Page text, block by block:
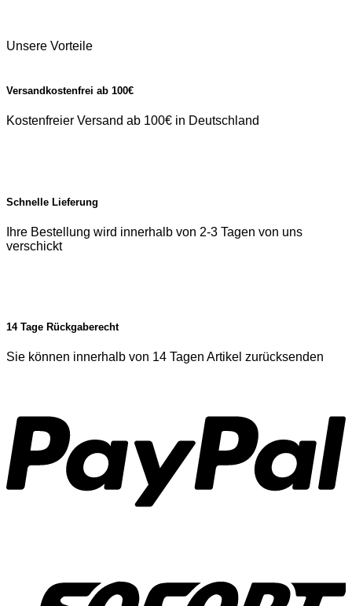
Unsere Vorteile
Versandkostenfrei ab 100€
Kostenfreier Versand ab 100€ in Deutschland
Schnelle Lieferung
Ihre Bestellung wird innerhalb von 2-3 Tagen von uns
verschickt
14 Tage Rückgaberecht
Sie können innerhalb von 14 Tagen Artikel zurücksenden